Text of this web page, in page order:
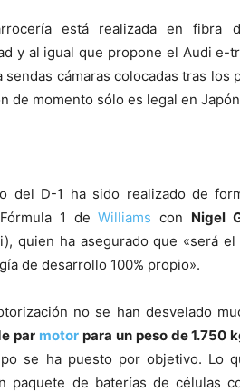
está realizada en fibra
y al igual que propone el Audi
sendas cámaras colocadas tras los
de momento sólo es legal en
del D-1 ha sido realizado de
1 deWilliams con Nigel
quien ha asegurado que «será
de desarrollo 100% propio».
no se han desvelado
par motorpara un peso de 1.750
se ha puesto por objetivo. Lo
paquete de baterías de células